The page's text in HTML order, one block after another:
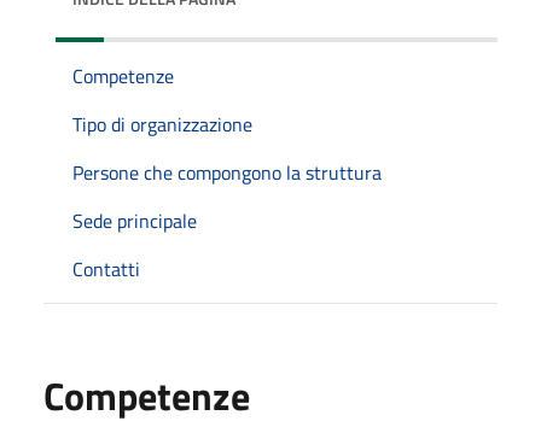
Competenze
Tipo di organizzazione
Persone che compongono la struttura
Sede principale
Contatti
Competenze